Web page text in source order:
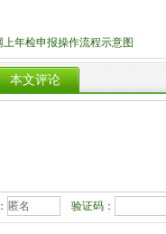
上年检申报操作流程示意图
本文评论
验证码：